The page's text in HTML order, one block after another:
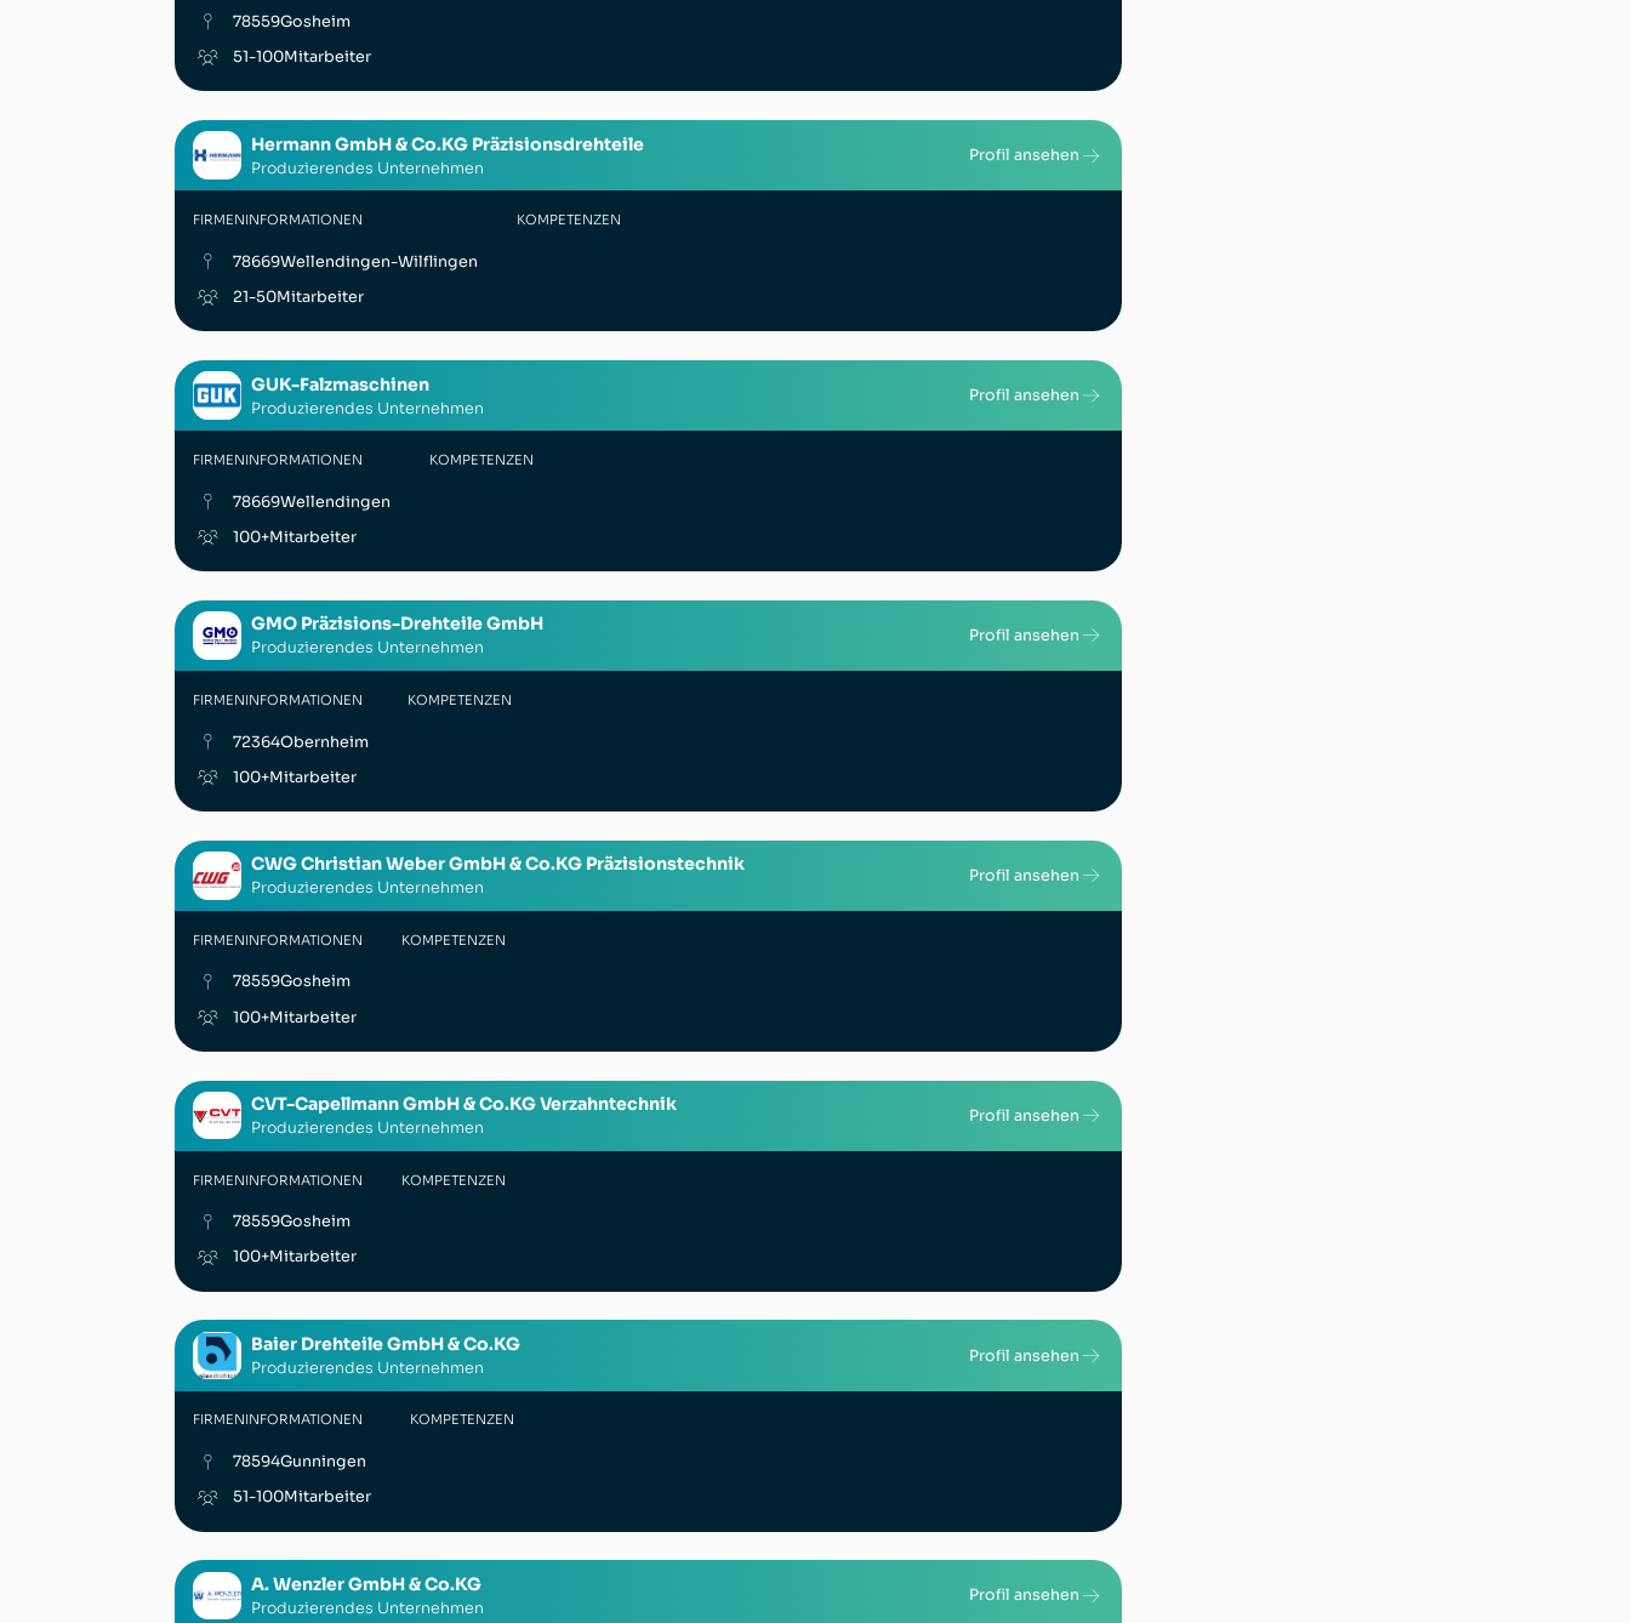
78559Gosheim
51-100Mitarbeiter
Hermann GmbH & Co.KG Präzisionsdrehteile
Produzierendes Unternehmen
Profil ansehen
FIRMENINFORMATIONEN
78669Wellendingen-Wilflingen
21-50Mitarbeiter
KOMPETENZEN
GUK-Falzmaschinen
Produzierendes Unternehmen
Profil ansehen
FIRMENINFORMATIONEN
78669Wellendingen
100+Mitarbeiter
KOMPETENZEN
GMO Präzisions-Drehteile GmbH
Produzierendes Unternehmen
Profil ansehen
FIRMENINFORMATIONEN
72364Obernheim
100+Mitarbeiter
KOMPETENZEN
CWG Christian Weber GmbH & Co.KG Präzisionstechnik
Produzierendes Unternehmen
Profil ansehen
FIRMENINFORMATIONEN
78559Gosheim
100+Mitarbeiter
KOMPETENZEN
CVT-Capellmann GmbH & Co.KG Verzahntechnik
Produzierendes Unternehmen
Profil ansehen
FIRMENINFORMATIONEN
78559Gosheim
100+Mitarbeiter
KOMPETENZEN
Baier Drehteile GmbH & Co.KG
Produzierendes Unternehmen
Profil ansehen
FIRMENINFORMATIONEN
78594Gunningen
51-100Mitarbeiter
KOMPETENZEN
A. Wenzler GmbH & Co.KG
Produzierendes Unternehmen
Profil ansehen